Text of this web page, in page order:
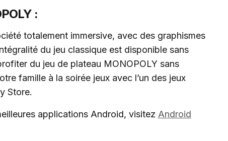
:
totalement immersive, avec des graphismes
du jeu classique est disponible sans
du jeu de plateau MONOPOLY sans
famille à la soirée jeux avec l’un des jeux
Store.
applications Android, visitez Android